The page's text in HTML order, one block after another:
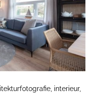
interieur,